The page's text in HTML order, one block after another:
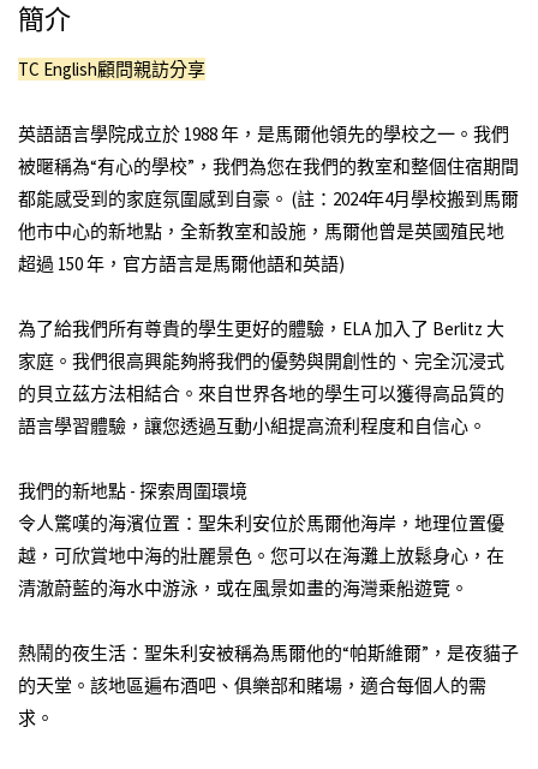
簡介
TC English顧問親訪分享
英語語言學院成立於 1988 年，是馬爾他領先的學校之一。我們
被暱稱為“有心的學校”，我們為您在我們的教室和整個住宿期間
都能感受到的家庭氛圍感到自豪。 (註：2024年4月學校搬到馬爾
他市中心的新地點，全新教室和設施，馬爾他曾是英國殖民地
超過 150 年，官方語言是馬爾他語和英語)
為了給我們所有尊貴的學生更好的體驗，ELA 加入了 Berlitz 大
家庭。我們很高興能夠將我們的優勢與開創性的、完全沉浸式
的貝立茲方法相結合。來自世界各地的學生可以獲得高品質的
語言學習體驗，讓您透過互動小組提高流利程度和自信心。
我們的新地點 - 探索周圍環境
令人驚嘆的海濱位置：聖朱利安位於馬爾他海岸，地理位置優
越，可欣賞地中海的壯麗景色。您可以在海灘上放鬆身心，在
清澈蔚藍的海水中游泳，或在風景如畫的海灣乘船遊覽。
熱鬧的夜生活：聖朱利安被稱為馬爾他的“帕斯維爾”，是夜貓子
的天堂。該地區遍布酒吧、俱樂部和賭場，適合每個人的需
求。